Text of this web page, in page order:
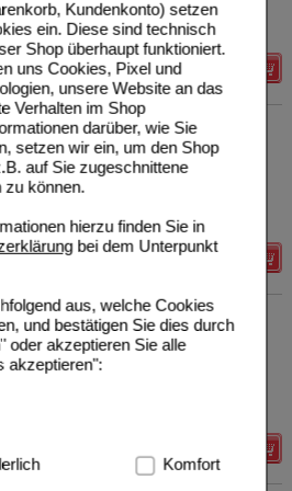
Kundenkonto) setzen
ein. Diese sind technisch
Shop überhaupt funktioniert.
uns Cookies, Pixel und
unsere Website an das
Verhalten im Shop
darüber, wie Sie
setzen wir ein, um den Shop
auf Sie zugeschnittene
zu können.
hierzu finden Sie in
bei dem Unterpunkt
aus, welche Cookies
und bestätigen Sie dies durch
oder akzeptieren Sie alle
akzeptieren":
Hierbei handelt es sich um
Komfort
Sie sparen 2,30 €
Grundpreis
45,95 €
Details
Mandelöl süß
UVP**
Unser Preis
Grundpreis
64,00 €
UVP**